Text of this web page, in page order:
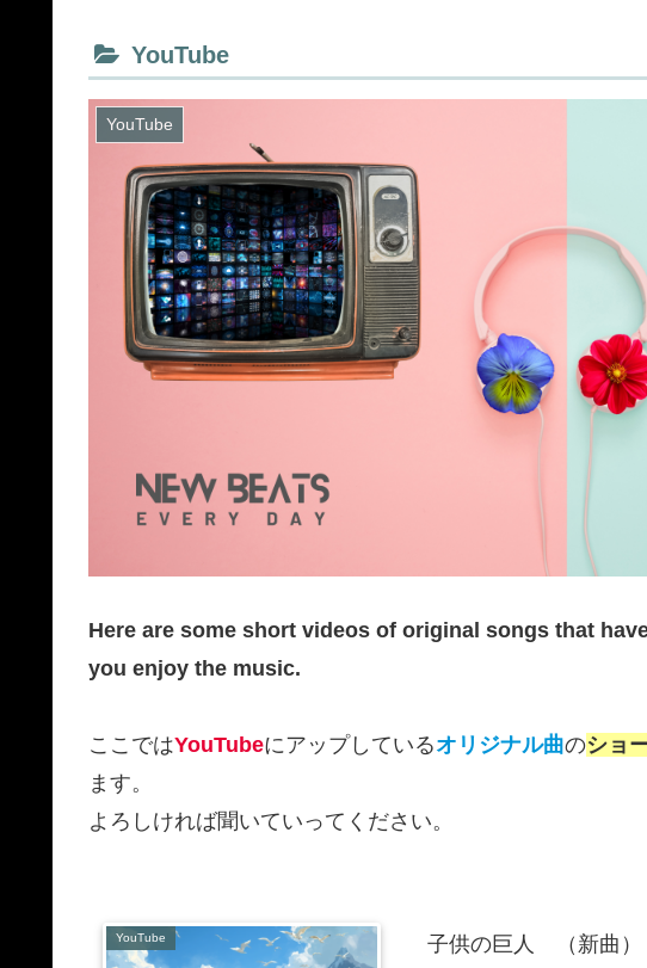
YouTube
YouTube
Here are some short videos of original songs that
you enjoy the music.
ここではYouTubeにアップしているオリジナル曲のショ
ます。
よろしければ聞いていってください。
YouTube 子供の巨人 （新曲）